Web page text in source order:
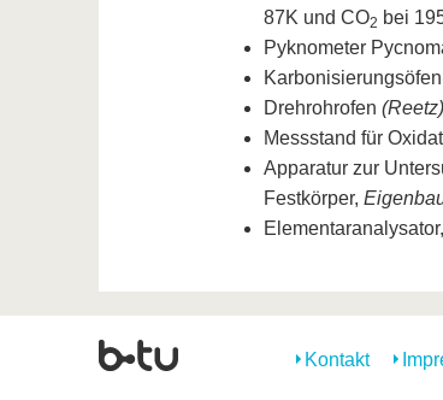
87K und CO2 bei
Pyknometer
Drehrohrofen (Reetz)
Messstand für
Apparatur zur
Festkörper,
Elementaranalysator,
Kontakt